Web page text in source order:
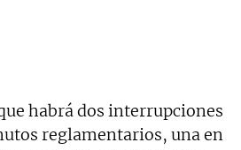
habrá dos interrupciones
reglamentarios, una en